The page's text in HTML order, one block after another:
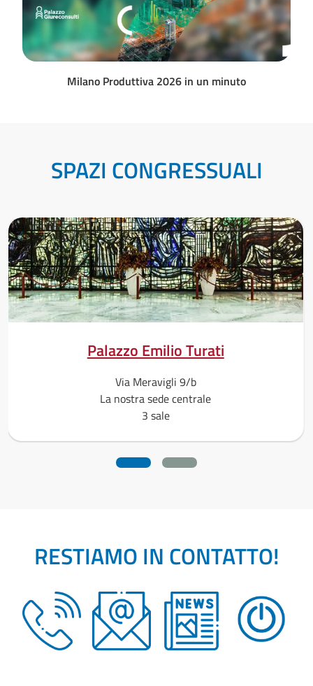
Milano Produttiva 2026 in un minuto
SPAZI CONGRESSUALI
Palazzo Emilio Turati
Via Meravigli 9/b
La nostra sede centrale
3 sale
RESTIAMO IN CONTATTO!